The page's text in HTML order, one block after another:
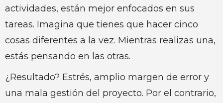
actividades, están mejor enfocados en sus
tareas. Imagina que tienes que hacer cinco
cosas diferentes a la vez. Mientras realizas una,
estás pensando en las otras.
¿Resultado? Estrés, amplio margen de error y
una mala gestión del proyecto. Por el contrario,